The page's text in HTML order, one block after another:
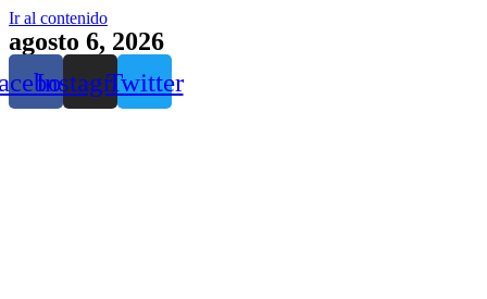
Ir al contenido
agosto 6, 2026
InstagramTwitter